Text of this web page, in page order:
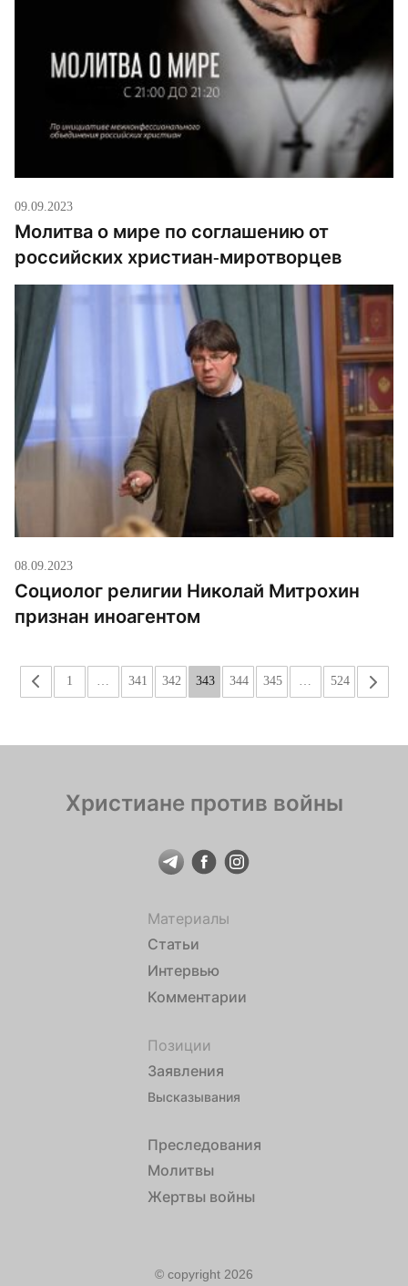
09.09.2023
Молитва о мире по соглашению от
российских христиан-миротворцев
08.09.2023
Социолог религии Николай Митрохин
признан иноагентом
« 1 341 342 343 344 345 524 »
Христиане против войны
Материалы
Статьи
Интервью
Комментарии
Позиции
Заявления
Высказывания
Преследования
Молитвы
Жертвы войны
© copyright 2026